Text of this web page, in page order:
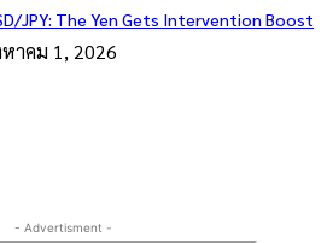
JPY: The Yen Gets Intervention Boost
หาคม 1, 2026
- Advertisment -